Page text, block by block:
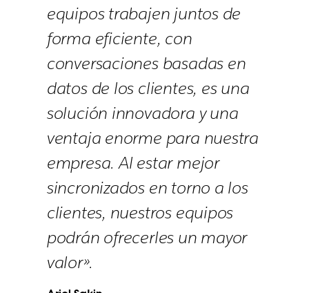
equipos trabajen juntos de
forma eficiente, con
conversaciones basadas en
datos de los clientes, es una
solución innovadora y una
ventaja enorme para nuestra
empresa. Al estar mejor
sincronizados en torno a los
clientes, nuestros equipos
podrán ofrecerles un mayor
valor».